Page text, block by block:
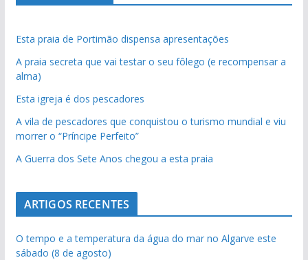
Esta praia de Portimão dispensa apresentações
A praia secreta que vai testar o seu fôlego (e recompensar a
alma)
Esta igreja é dos pescadores
A vila de pescadores que conquistou o turismo mundial e viu
morrer o “Príncipe Perfeito”
A Guerra dos Sete Anos chegou a esta praia
ARTIGOS RECENTES
O tempo e a temperatura da água do mar no Algarve este
sábado (8 de agosto)